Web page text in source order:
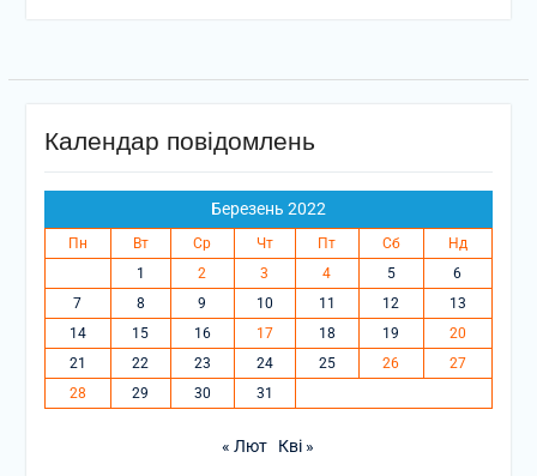
Календар повідомлень
Березень 2022
Пн Вт Ср Чт Пт Сб
Нд
1
2 3 4 5
6
7
8 9 10 11 12
13
14
15 16 17 18 19
20
21
22 23 24 25 26
27
28
29 30 31
« Лют Кві »